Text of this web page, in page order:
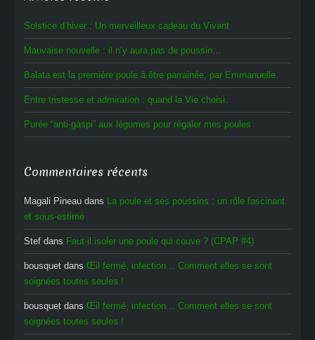
Solstice d’hiver : Un merveilleux cadeau du Vivant
Mauvaise nouvelle : il n’y aura pas de poussin…
Balata est la première poule à être parrainée, par Emmanuelle.
Entre tristesse et admiration : quand la Vie choisi.
Purée “anti-gaspi” aux légumes pour régaler mes poules
Commentaires récents
Magali Pineau dans La poule et ses poussins : un rôle fascinant
et sous-estimé
Stef dans Faut-il isoler une poule qui couve ? (CPAP #4)
bousquet dans Œil fermé, infection… Comment elles se sont
soignées toutes seules !
bousquet dans Œil fermé, infection… Comment elles se sont
soignées toutes seules !